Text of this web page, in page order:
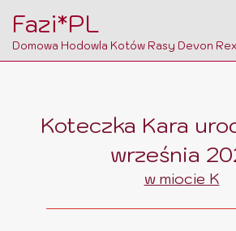
content
Fazi*PL
Domowa Hodowla Kotów Rasy Devon Rex
Koteczka Kara
września
w miocie K